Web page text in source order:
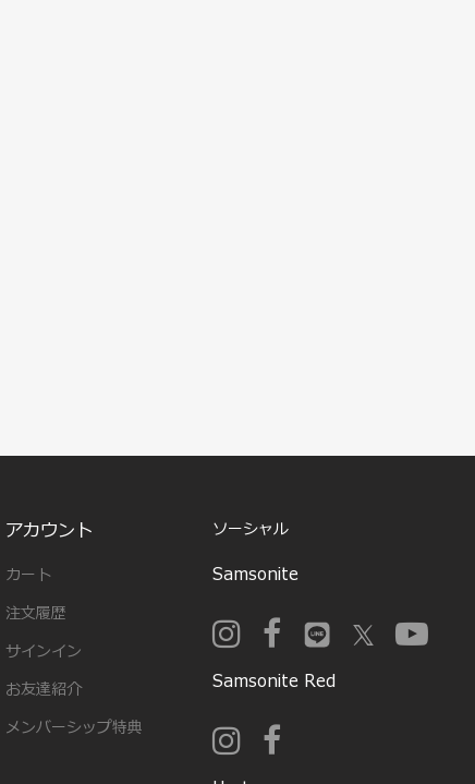
アカウント
カート
注文履歴
サインイン
お友達紹介
メンバーシップ特典
ソーシャル
Samsonite
Samsonite Red